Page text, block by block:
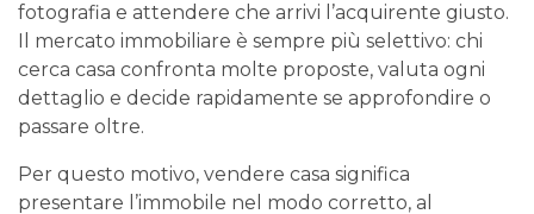
fotografia e attendere che arrivi l’acquirente giusto.
Il mercato immobiliare è sempre più selettivo: chi
cerca casa confronta molte proposte, valuta ogni
dettaglio e decide rapidamente se approfondire o
passare oltre.
Per questo motivo, vendere casa significa
presentare l’immobile nel modo corretto, al